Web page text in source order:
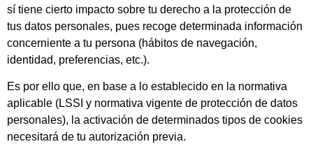
sí tiene cierto impacto sobre tu derecho a la protección de
tus datos personales, pues recoge determinada información
concerniente a tu persona (hábitos de navegación,
identidad, preferencias, etc.).
Es por ello que, en base a lo establecido en la normativa
aplicable (LSSI y normativa vigente de protección de datos
personales), la activación de determinados tipos de cookies
necesitará de tu autorización previa.